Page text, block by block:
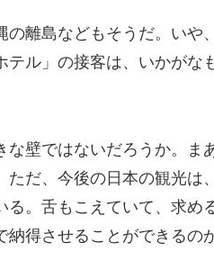
離島などもそうだ。いや
ル」の接客は、いかがな
壁ではないだろうか。ま
だ、今後の日本の観光は
。舌もこえていて、求め
得させることができるのか